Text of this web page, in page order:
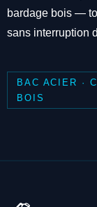
bardage bois —
sans interruption
BAC ACIER ·
BOIS